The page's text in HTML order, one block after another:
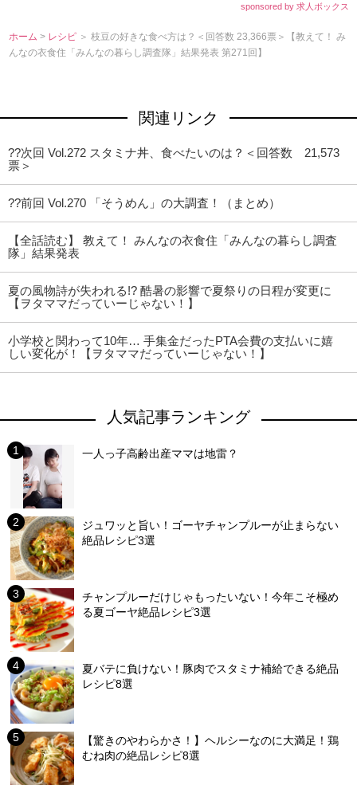
sponsored by 求人ボックス
ホーム > レシピ ＞ 枝豆の好きな食べ方は？＜回答数 23,366票＞【教えて！ み
んなの衣食住「みんなの暮らし調査隊」結果発表 第271回】
関連リンク
??次回 Vol.272 スタミナ丼、食べたいのは？＜回答数 21,573
票＞
??前回 Vol.270 「そうめん」の大調査！（まとめ）
【全話読む】 教えて！ みんなの衣食住「みんなの暮らし調査
隊」結果発表
夏の風物詩が失われる!? 酷暑の影響で夏祭りの日程が変更に
【ヲタママだっていーじゃない！】
小学校と関わって10年… 手集金だったPTA会費の支払いに嬉
しい変化が！【ヲタママだっていーじゃない！】
人気記事ランキング
一人っ子高齢出産ママは地雷？
ジュワッと旨い！ゴーヤチャンプルーが止まらない
絶品レシピ3選
チャンプルーだけじゃもったいない！今年こそ極め
る夏ゴーヤ絶品レシピ3選
夏バテに負けない！豚肉でスタミナ補給できる絶品
レシピ8選
【驚きのやわらかさ！】ヘルシーなのに大満足！鶏
むね肉の絶品レシピ8選